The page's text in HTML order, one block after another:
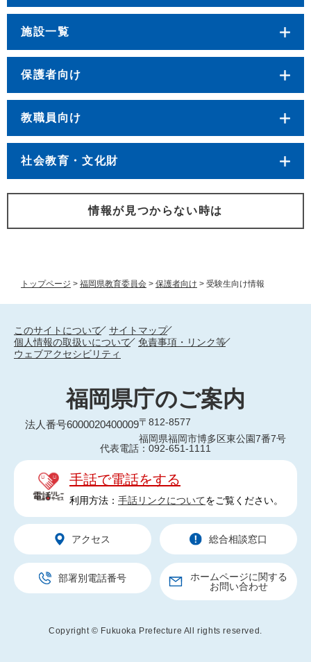
トップページ > 福岡県教育委員会 > 保護者向け > 受験生向け情報
施設一覧
保護者向け
教職員向け
社会教育・文化財
情報が見つからない時は
このサイトについて
サイトマップ
個人情報の取扱いについて
免責事項・リンク等
ウェブアクセシビリティ
福岡県庁のご案内
法人番号6000020400009〒812-8577
福岡県福岡市博多区東公園7番7号
代表電話：092-651-1111
手話で電話をする
利用方法： 手話リンクについてをご覧ください。
アクセス 総合相談窓口
部署別電話番号
ホームページに関する
お問い合わせ
Copyright © Fukuoka Prefecture All rights reserved.